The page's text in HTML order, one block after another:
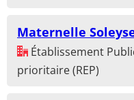
Maternelle
Établissement
prioritaire (REP)